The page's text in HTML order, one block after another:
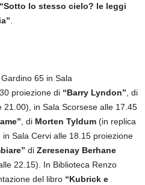
“Sotto lo stesso cielo? le leggi
65 in Sala
proiezione di “Barry Lyndon” , di
21.00), in Sala Scorsese alle 17.45
, di Morten Tyldum (in replica
Sala Cervi alle 18.15 proiezione
di Zeresenay Berhane
22.15). In Biblioteca Renzo
del libro “Kubrick e